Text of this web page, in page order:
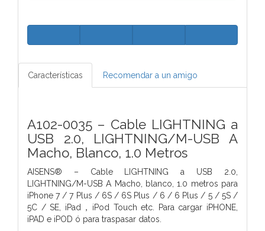
Características Recomendar a un amigo
A102-0035 – Cable LIGHTNING a
USB 2.0, LIGHTNING/M-USB A
Macho, Blanco, 1.0 Metros
AISENS® – Cable LIGHTNING a USB 2.0,
LIGHTNING/M-USB A Macho, blanco, 1.0 metros para
iPhone 7 / 7 Plus / 6S / 6S Plus / 6 / 6 Plus / 5 / 5S /
5C / SE, iPad，iPod Touch etc. Para cargar iPHONE,
iPAD e iPOD ó para traspasar datos.